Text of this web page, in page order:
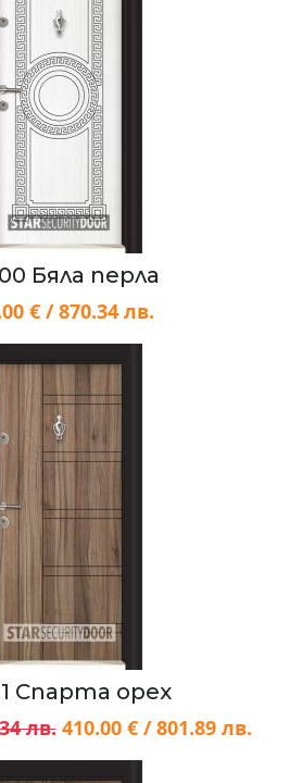
Бяла перла
€ / 870.34 лв.
Спарта орех
лв.410.00 € / 801.89 лв.